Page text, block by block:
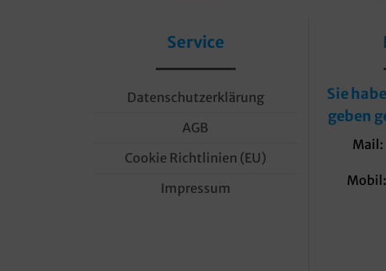
Service
Datenschutzerklärung
AGB
Cookie Richtlinien (EU)
Impressum
Sie
geben
Mail: